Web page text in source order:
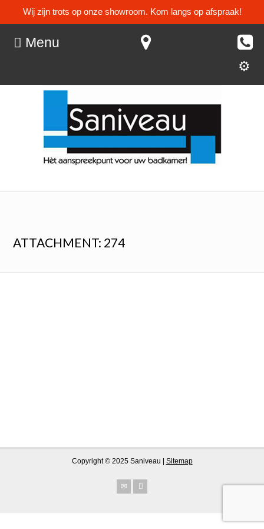
Wij zijn trots op onze showroom. Kom langs op afspraak!
Menu
ATTACHMENT: 274
Copyright © 2025 Saniveau | Sitemap